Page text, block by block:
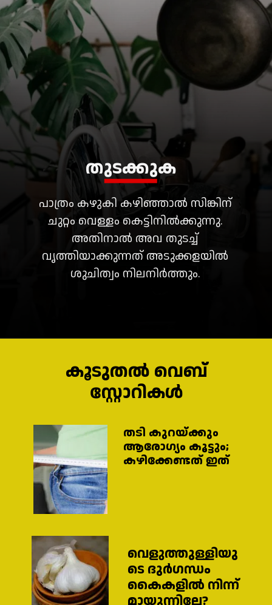
പാത്രം കഴുകി കഴിഞ്ഞാൽ സിങ്കിന്
ചുറ്റം വെള്ളം കെട്ടിനിൽക്കുന്നു.
അതിനാൽ അവ തുടച്ച്
വൃത്തിയാക്കുന്നത് അടുക്കളയിൽ
തുടക്കുക
കൂടുതൽ വെബ്
സ്റ്റോറികൾ
തടി കുറയ്ക്കും
ആരോഗ്യം കൂട്ടും;
കഴിക്കേണ്ടത് ഇത്
വെളുത്തുള്ളിയു
ടെ ദുർഗന്ധം
കൈകളിൽ നിന്ന്